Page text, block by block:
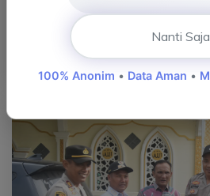
6 Maret 2025 - Peninjauan Lokasi
Bantu...
Nanti Saja
100% Anonim • Data Aman •